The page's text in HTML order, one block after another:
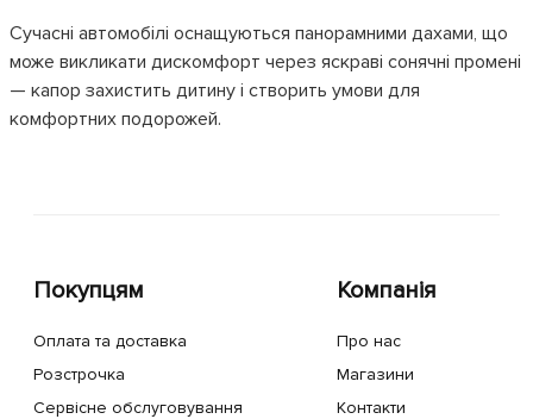
Сучасні автомобілі оснащуються панорамними дахами, що
може викликати дискомфорт через яскраві сонячні промені
— капор захистить дитину і створить умови для
комфортних подорожей.
Покупцям
Оплата та доставка
Розстрочка
Сервісне обслуговування
Компанія
Про нас
Магазини
Контакти